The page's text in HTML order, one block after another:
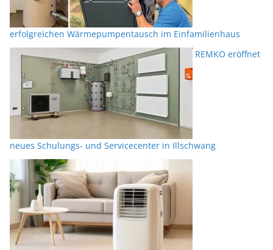
erfolgreichen Wärmepumpentausch im Einfamilienhaus
REMKO eröffnet
neues Schulungs- und Servicecenter in Illschwang